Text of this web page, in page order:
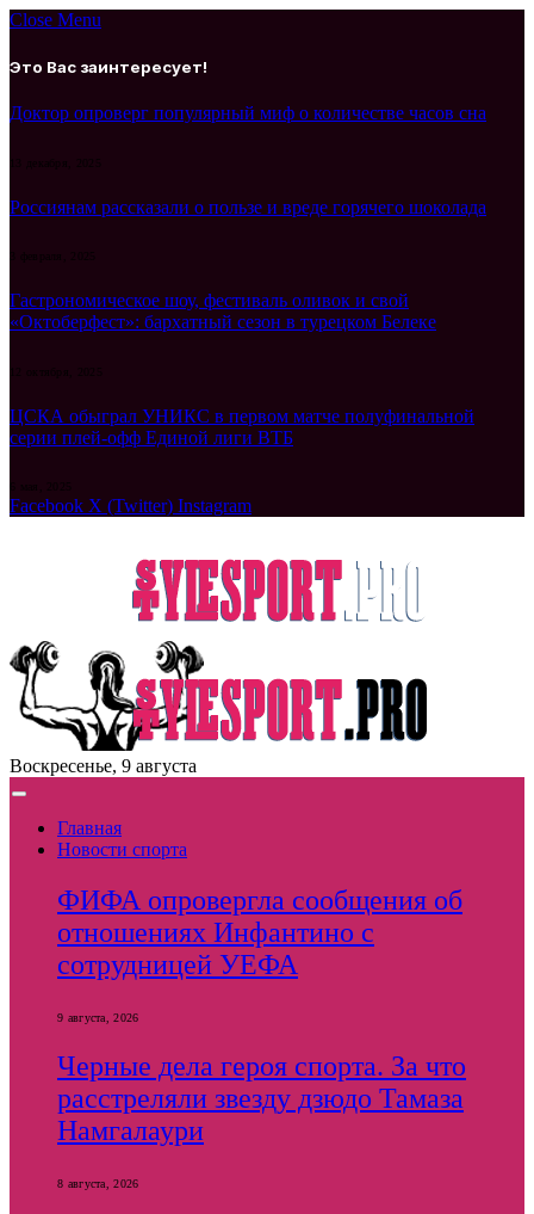
Close Menu
Это Вас заинтересует!
Доктор опроверг популярный миф о количестве часов сна
Россиянам рассказали о пользе и вреде горячего шоколада
Гастрономическое шоу, фестиваль оливок и свой
«Октоберфест»: бархатный сезон в турецком Белеке
ЦСКА обыграл УНИКС в первом матче полуфинальной
серии плей‑офф Единой лиги ВТБ
6 мая, 2025
Facebook X (Twitter) Instagram
Воскресенье, 9 августа
Главная
Новости спорта
ФИФА опровергла сообщения об
отношениях Инфантино с
сотрудницей УЕФА
9 августа, 2026
Черные дела героя спорта. За что
расстреляли звезду дзюдо Тамаза
Намгалаури
8 августа, 2026